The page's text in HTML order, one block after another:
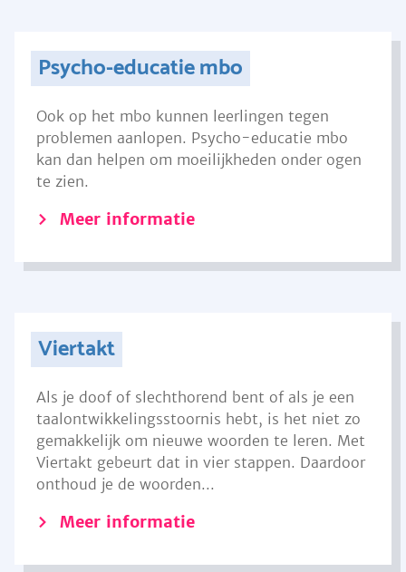
Psycho-educatie mbo
Ook op het mbo kunnen leerlingen tegen
problemen aanlopen. Psycho-educatie mbo
kan dan helpen om moeilijkheden onder ogen
te zien.
Meer informatie
Viertakt
Als je doof of slechthorend bent of als je een
taalontwikkelingsstoornis hebt, is het niet zo
gemakkelijk om nieuwe woorden te leren. Met
Viertakt gebeurt dat in vier stappen. Daardoor
onthoud je de woorden...
Meer informatie